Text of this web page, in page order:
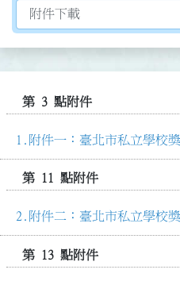
切換選擇法規資訊內容
第 3 點附件
附件一：臺北市私立學校
第 11 點附件
附件二：臺北市私立學校
第 13 點附件